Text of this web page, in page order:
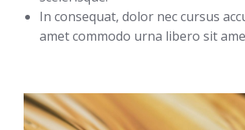
In consequat, dolor nec cursus
amet commodo urna libero sit